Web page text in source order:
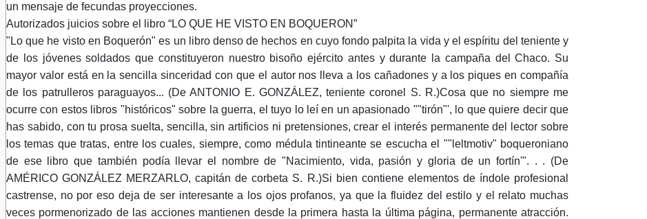
un mensaje de fecundas proyecciones.
Autorizados juicios sobre el libro “LO QUE HE VISTO EN BOQUERON”
"Lo que he visto en Boquerón" es un libro denso de hechos en cuyo fondo palpita la vida y el espíritu del teniente y
de los jóvenes soldados que constituyeron nuestro bisoño ejército antes y durante la campaña del Chaco. Su
mayor valor está en la sencilla sinceridad con que el autor nos lleva a los cañadones y a los piques en compañía
de los patrulleros paraguayos... (De ANTONIO E. GONZÁLEZ, teniente coronel S. R.)Cosa que no siempre me
ocurre con estos libros "históricos" sobre la guerra, el tuyo lo leí en un apasionado ""tirón"', lo que quiere decir que
has sabido, con tu prosa suelta, sencilla, sin artificios ni pretensiones, crear el interés permanente del lector sobre
los temas que tratas, entre los cuales, siempre, como médula tintineante se escucha el ""leltmotiv" boqueroniano
de ese libro que también podía llevar el nombre de "Nacimiento, vida, pasión y gloria de un fortín'". . . (De
AMÉRICO GONZÁLEZ MERZARLO, capitán de corbeta S. R.)Si bien contiene elementos de índole profesional
castrense, no por eso deja de ser interesante a los ojos profanos, ya que la fluidez del estilo y el relato muchas
veces pormenorizado de las acciones mantienen desde la primera hasta la última página, permanente atracción.